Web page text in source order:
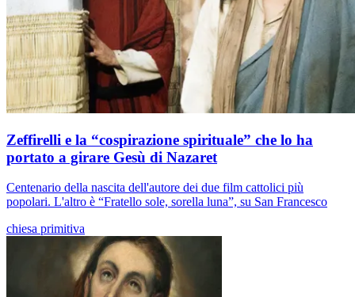
Zeffirelli e la “cospirazione spirituale” che lo ha
portato a girare Gesù di Nazaret
Centenario della nascita dell'autore dei due film cattolici più
popolari. L'altro è “Fratello sole, sorella luna”, su San Francesco
chiesa primitiva